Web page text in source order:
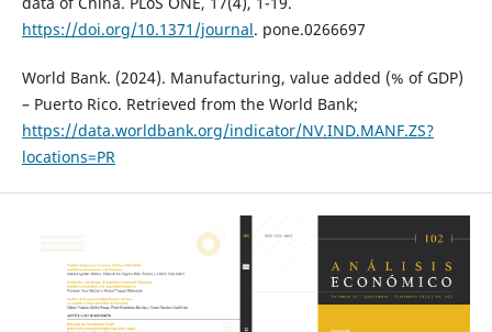
https://doi.org/10.1371/journal. pone.0266697
World Bank. (2024). Manufacturing, value added (% of GDP)
– Puerto Rico. Retrieved from the World Bank;
https://data.worldbank.org/indicator/NV.IND.MANF.ZS?
locations=PR